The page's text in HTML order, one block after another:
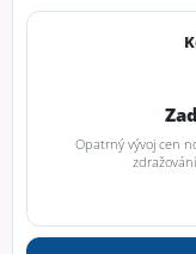
Opatrný vývoj cen